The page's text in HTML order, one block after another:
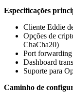
Especificações
Cliente Eddie
Opções de
ChaCha20)
Port forwarding
Dashboard
Suporte para
Caminho de